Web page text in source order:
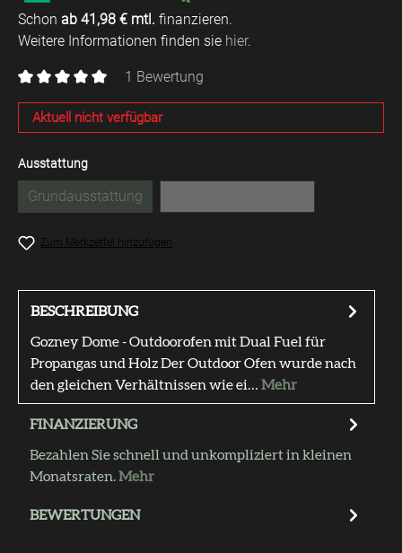
Schon ab 41,98 € mtl. finanzieren.
Weitere Informationen finden sie hier.
1 Bewertung
Aktuell nicht verfügbar
Ausstattungauswählen
Grundausstattung(Diese Option ist zurzeit nicht verfügbar.)
Zum Merkzettel hinzufügen
BESCHREIBUNG
Gozney Dome - Outdoorofen mit Dual Fuel für
Propangas und Holz Der Outdoor Ofen wurde nach
den gleichen Verhältnissen wie ei… Mehr
FINANZIERUNG
Bezahlen Sie schnell und unkompliziert in kleinen
Monatsraten.Mehr
BEWERTUNGEN